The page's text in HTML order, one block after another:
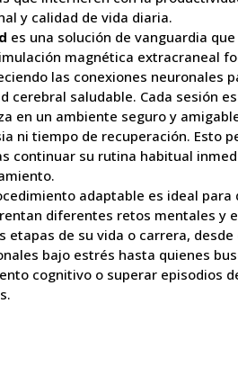
y calidad de vida diaria.
es una solución de vanguardia
magnética extracraneal
las conexiones neuronales
cerebral saludable. Cada sesión
en un ambiente seguro y
ni tiempo de recuperación. Esto
continuar su rutina habitual
adaptable es ideal para
diferentes retos mentales y
etapas de su vida o carrera,
bajo estrés hasta quienes
cognitivo o superar episodios